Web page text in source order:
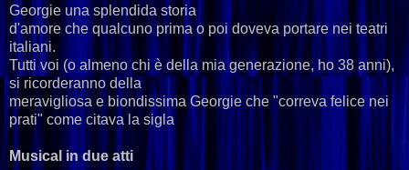
Georgie una splendida storia
d'amore che qualcuno prima o poi doveva portare nei teatri
italiani.
Tutti voi (o almeno chi è della mia generazione, ho 38 anni),
si ricorderanno della
meravigliosa e biondissima Georgie che "correva felice nei
prati" come citava la sigla
Musical in due atti